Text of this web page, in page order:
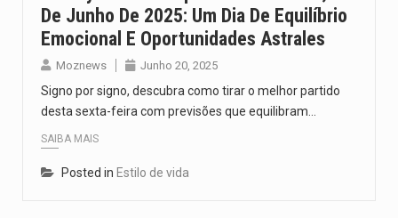
De Junho De 2025: Um Dia De Equilíbrio
Emocional E Oportunidades Astrales
Moznews Junho 20, 2025
Signo por signo, descubra como tirar o melhor partido
desta sexta-feira com previsões que equilibram…
SAIBA MAIS
Posted in Estilo de vida